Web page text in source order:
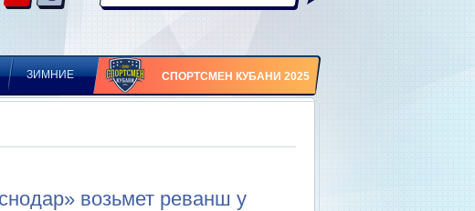
ЗИМНИЕ СПОРТСМЕН КУБАНИ 2025
возьмет реванш у